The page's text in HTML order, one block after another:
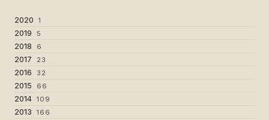
2020 1
2019 5
2018 6
2017 23
2016 32
2015 66
2014 109
2013 166